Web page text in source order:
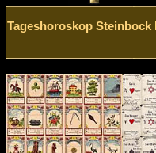
Tageshoroskop Steinbock